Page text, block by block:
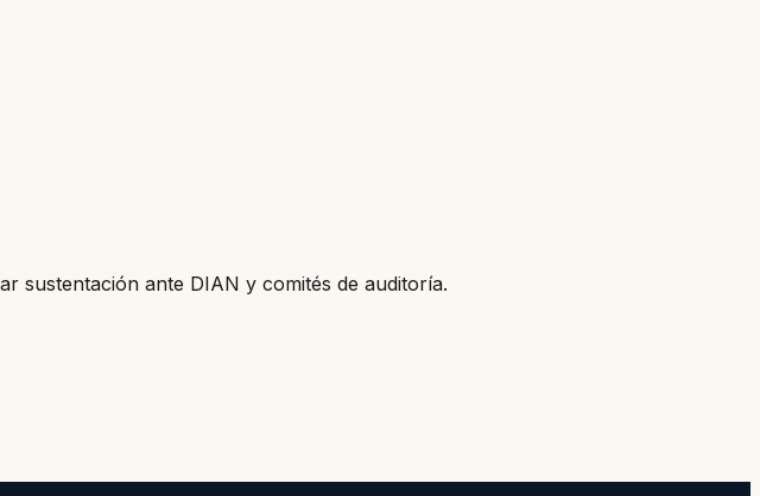
sustentación ante DIAN y comités de auditoría.